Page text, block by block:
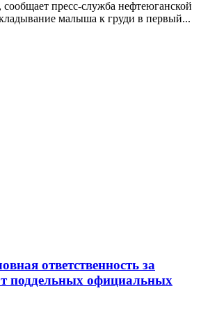
пресс-служба нефтеюганской
малыша к груди в первый...
ответственность за
поддельных официальных